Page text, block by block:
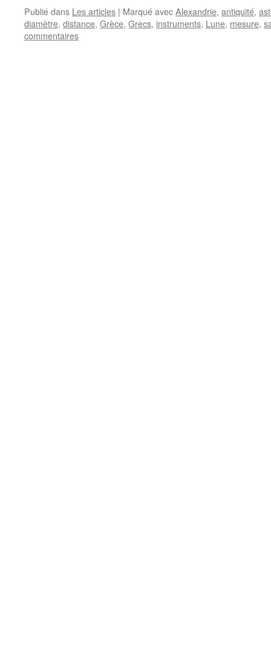
Publié dans Les articles | Marqué avecAlexandrie, antiquité,
diamètre, distance, Grèce, Grecs, instruments, Lune, mesure,
commentaires